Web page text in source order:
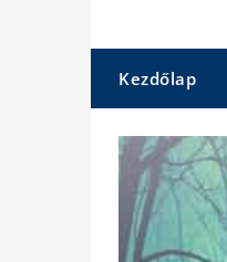
Kezdőlap